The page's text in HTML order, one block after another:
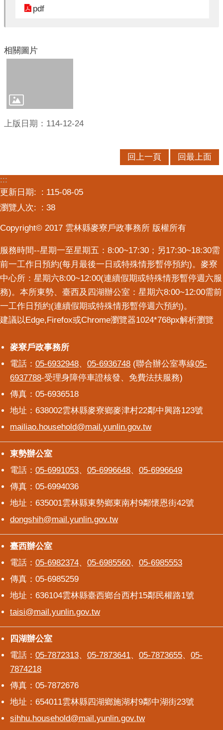
民
流
關
pdf
相關圖片
上版日期：114-12-24
回上一頁 回最上面
:::
更新日期:
115-08-05
瀏覽人次:
38
Copyright© 2017 雲林縣麥寮戶政事務所 版權所有
服務時間--星期一至星期五：8:00~17:30；另17:30~18:30需
前一工作日預約(每月最後一日或特殊情形暫停預約)。麥寮
中心所：星期六8:00~12:00(連續假期或特殊情形暫停週六服
務)。本所東勢、臺西及四湖辦公室：星期六8:00~12:00需前
一工作日預約(連續假期或特殊情形暫停週六預約)。
建議以Edge,Firefox或Chrome瀏覽器1024*768px解析瀏覽
麥寮戶政事務所
麥寮戶政事務所
電話： 05-6932948、 05-6936748 (聯合辦公室專線05-
6937788-受理身障停車證核發、免費法扶服務)
傳真：05-6936518
地址：638002雲林縣麥寮鄉麥津村22鄰中興路123號
mailiao.household@mail.yunlin.gov.tw
東勢辦公室
東勢辦公室
電話： 05-6991053、 05-6996648、 05-6996649
傳真：05-6994036
地址：635001雲林縣東勢鄉東南村9鄰懷恩街42號
dongshih@mail.yunlin.gov.tw
臺西辦公室
臺西辦公室
電話： 05-6982374、 05-6985560、 05-6985553
傳真：05-6985259
地址：636104雲林縣臺西鄉台西村15鄰民權路1號
taisi@mail.yunlin.gov.tw
四湖辦公室
四湖辦公室
電話： 05-7872313、 05-7873641、 05-7873655、 05-
7874218
傳真：05-7872676
地址：654011雲林縣四湖鄉施湖村9鄰中湖街23號
sihhu.household@mail.yunlin.gov.tw